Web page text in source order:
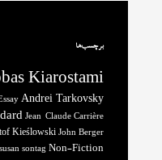
برچسب‌ها
Kiarostami
Andrei Tarkovsky
Jean-Claude Carrière
John Berger
Kieślowski
Non-Fiction
susan sontag